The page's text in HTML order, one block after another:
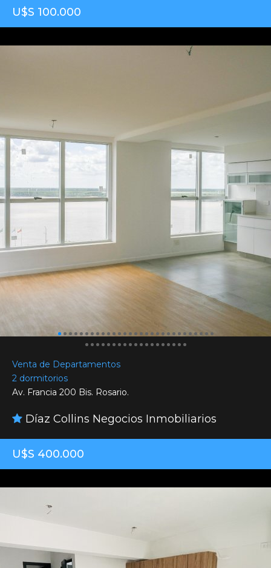
U$S 100.000
Venta de Departamentos
2 dormitorios
Av. Francia 200 Bis. Rosario.
Díaz Collins Negocios Inmobiliarios
U$S 400.000